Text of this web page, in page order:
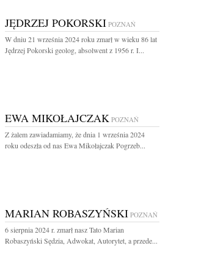
JĘDRZEJ POKORSKI POZNAŃ
W dniu 21 września 2024 roku zmarł w wieku 86 lat
Jędrzej Pokorski geolog, absolwent z 1956 r. I...
EWA MIKOŁAJCZAK POZNAŃ
Z żalem zawiadamiamy, że dnia 1 września 2024
roku odeszła od nas Ewa Mikołajczak Pogrzeb...
MARIAN ROBASZYŃSKI POZNAŃ
6 sierpnia 2024 r. zmarł nasz Tato Marian
Robaszyński Sędzia, Adwokat, Autorytet, a przede...